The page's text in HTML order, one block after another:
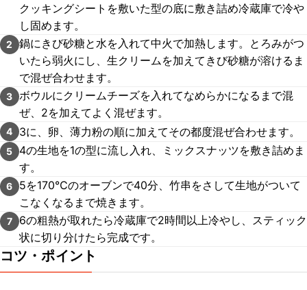
クッキングシートを敷いた型の底に敷き詰め冷蔵庫で冷や
し固めます。
2
鍋にきび砂糖と水を入れて中火で加熱します。とろみがつ
いたら弱火にし、生クリームを加えてきび砂糖が溶けるま
で混ぜ合わせます。
3 ボウルにクリームチーズを入れてなめらかになるまで混
ぜ、2を加えてよく混ぜます。
4 3に、卵、薄力粉の順に加えてその都度混ぜ合わせます。
5
4の生地を1の型に流し入れ、ミックスナッツを敷き詰めま
す。
6
5を170℃のオーブンで40分、竹串をさして生地がついて
こなくなるまで焼きます。
7
6の粗熱が取れたら冷蔵庫で2時間以上冷やし、スティック
状に切り分けたら完成です。
コツ・ポイント